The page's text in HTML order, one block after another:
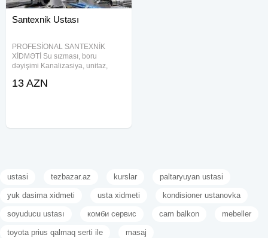
Santexnik Ustası
PROFESİONAL SANTEXNİK
XİDMƏTİ Su sızması, boru
dəyişimi Kanalizasiya, unitaz,
qoşulması 24/7 TƏCİLİ XİDMƏT
13 AZN
ustasi tezbazar.az kurslar paltaryuyan ustasi
yuk dasima xidmeti usta xidmeti kondisioner ustanovka
soyuducu ustası комби сервис cam balkon mebeller
toyota prius qalmaq serti ile masaj